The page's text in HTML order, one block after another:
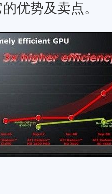
优势及卖点。